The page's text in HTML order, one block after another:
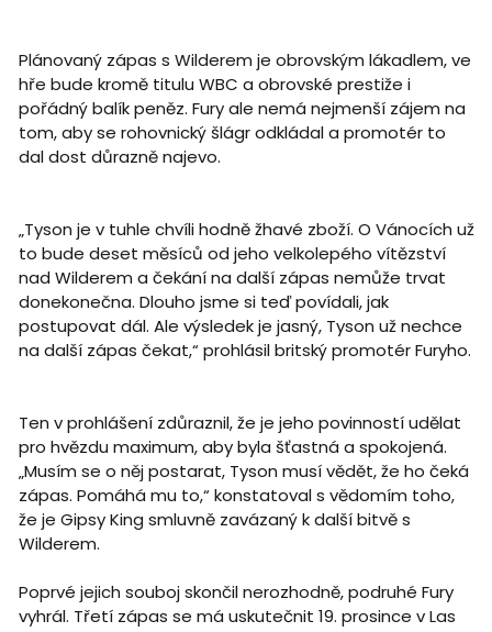
Plánovaný zápas s Wilderem je obrovským lákadlem, ve
hře bude kromě titulu WBC a obrovské prestiže i
pořádný balík peněz. Fury ale nemá nejmenší zájem na
tom, aby se rohovnický šlágr odkládal a promotér to
dal dost důrazně najevo.
„Tyson je v tuhle chvíli hodně žhavé zboží. O Vánocích už
to bude deset měsíců od jeho velkolepého vítězství
nad Wilderem a čekání na další zápas nemůže trvat
donekonečna. Dlouho jsme si teď povídali, jak
postupovat dál. Ale výsledek je jasný, Tyson už nechce
na další zápas čekat,“ prohlásil britský promotér Furyho.
Ten v prohlášení zdůraznil, že je jeho povinností udělat
pro hvězdu maximum, aby byla šťastná a spokojená.
„Musím se o něj postarat, Tyson musí vědět, že ho čeká
zápas. Pomáhá mu to,“ konstatoval s vědomím toho,
že je Gipsy King smluvně zavázaný k další bitvě s
Wilderem.
Poprvé jejich souboj skončil nerozhodně, podruhé Fury
vyhrál. Třetí zápas se má uskutečnit 19. prosince v Las